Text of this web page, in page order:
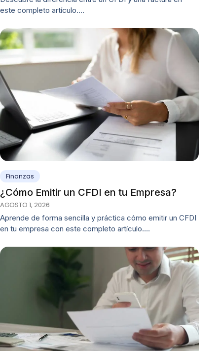
este completo artículo.…
Finanzas
¿Cómo Emitir un CFDI en tu Empresa?
AGOSTO 1, 2026
Aprende de forma sencilla y práctica cómo emitir un CFDI
en tu empresa con este completo artículo.…